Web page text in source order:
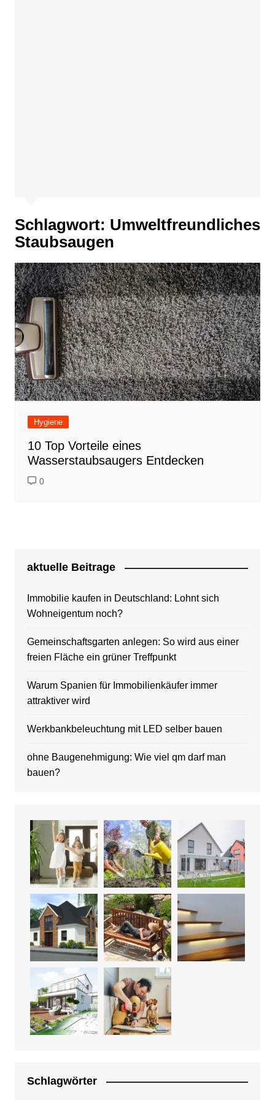
Schlagwort: Umweltfreundliches
Staubsaugen
Hygiene
10 Top Vorteile eines
Wasserstaubsaugers Entdecken
0
aktuelle Beitrage
Immobilie kaufen in Deutschland: Lohnt sich
Wohneigentum noch?
Gemeinschaftsgarten anlegen: So wird aus einer
freien Fläche ein grüner Treffpunkt
Warum Spanien für Immobilienkäufer immer
attraktiver wird
Werkbankbeleuchtung mit LED selber bauen
ohne Baugenehmigung: Wie viel qm darf man
bauen?
Schlagwörter